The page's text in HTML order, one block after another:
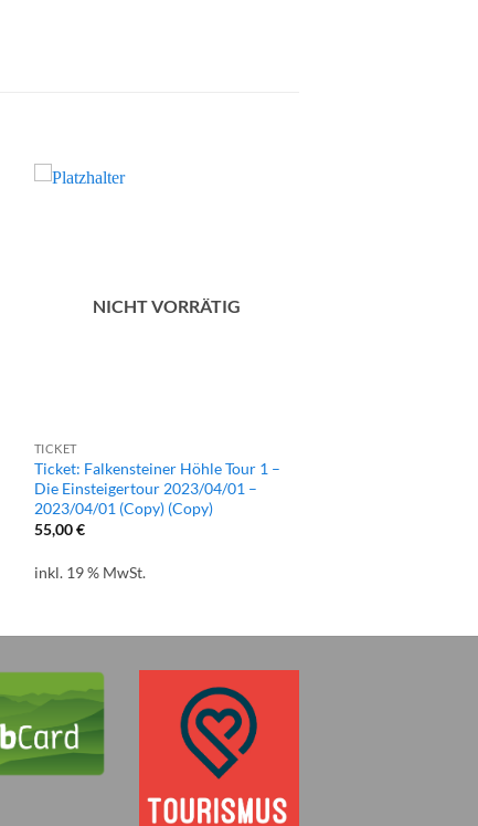
NICHT VORRÄTIG
TICKET
Ticket: Falkensteiner Höhle Tour 1 –
Die Einsteigertour 2023/04/01 –
2023/04/01 (Copy) (Copy)
55,00€
inkl. 19 % MwSt.